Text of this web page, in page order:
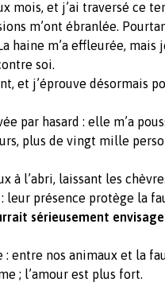
mois, et j’ai traversé ce
m’ont ébranlée.
haine m’a effleurée, mais
soi.
et j’éprouve désormais
par hasard : elle m’a
plus de vingt mille
à l’abri, laissant les
leur présence protège la
sérieusement
entre nos animaux et la
; l’amour est plus fort.